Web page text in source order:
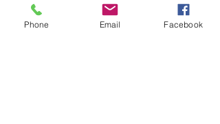
Phone Email Facebook